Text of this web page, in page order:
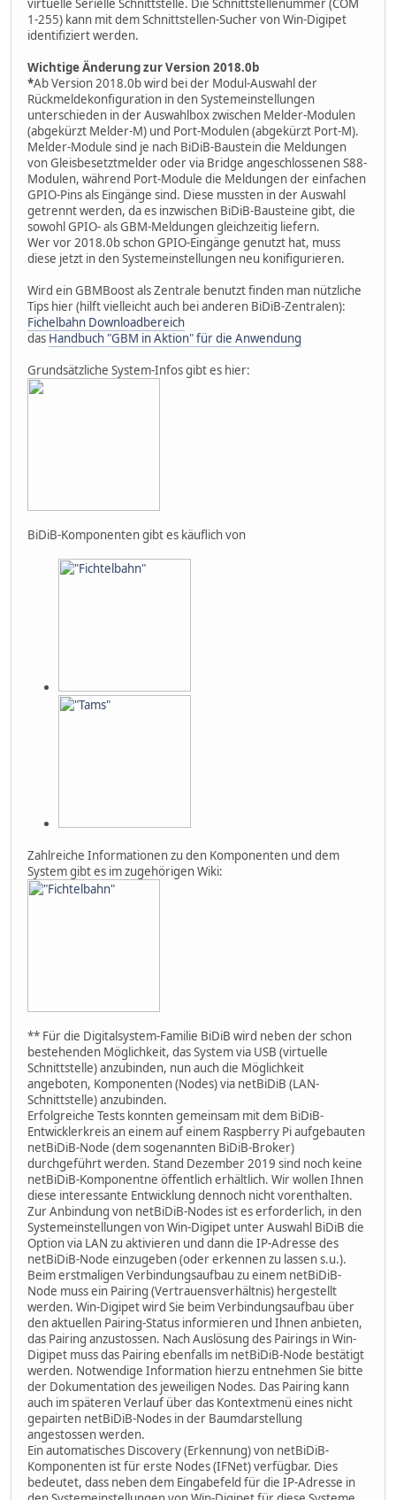
virtuelle Serielle Schnittstelle. Die Schnittstellenummer (COM
1-255) kann mit dem Schnittstellen-Sucher von Win-Digipet
identifiziert werden.
Wichtige Änderung zur Version 2018.0b
*Ab Version 2018.0b wird bei der Modul-Auswahl der
Rückmeldekonfiguration in den Systemeinstellungen
unterschieden in der Auswahlbox zwischen Melder-Modulen
(abgekürzt Melder-M) und Port-Modulen (abgekürzt Port-M).
Melder-Module sind je nach BiDiB-Baustein die Meldungen
von Gleisbesetztmelder oder via Bridge angeschlossenen S88-
Modulen, während Port-Module die Meldungen der einfachen
GPIO-Pins als Eingänge sind. Diese mussten in der Auswahl
getrennt werden, da es inzwischen BiDiB-Bausteine gibt, die
sowohl GPIO- als GBM-Meldungen gleichzeitig liefern.
Wer vor 2018.0b schon GPIO-Eingänge genutzt hat, muss
diese jetzt in den Systemeinstellungen neu konifigurieren.
Wird ein GBMBoost als Zentrale benutzt finden man nützliche
Tips hier (hilft vielleicht auch bei anderen BiDiB-Zentralen):
Fichelbahn Downloadbereich
das Handbuch "GBM in Aktion" für die Anwendung
Grundsätzliche System-Infos gibt es hier:
BiDiB-Komponenten gibt es käuflich von
Zahlreiche Informationen zu den Komponenten und dem
System gibt es im zugehörigen Wiki:
** Für die Digitalsystem-Familie BiDiB wird neben der schon
bestehenden Möglichkeit, das System via USB (virtuelle
Schnittstelle) anzubinden, nun auch die Möglichkeit
angeboten, Komponenten (Nodes) via netBiDiB (LAN-
Schnittstelle) anzubinden.
Erfolgreiche Tests konnten gemeinsam mit dem BiDiB-
Entwicklerkreis an einem auf einem Raspberry Pi aufgebauten
netBiDiB-Node (dem sogenannten BiDiB-Broker)
durchgeführt werden. Stand Dezember 2019 sind noch keine
netBiDiB-Komponentne öffentlich erhältlich. Wir wollen Ihnen
diese interessante Entwicklung dennoch nicht vorenthalten.
Zur Anbindung von netBiDiB-Nodes ist es erforderlich, in den
Systemeinstellungen von Win-Digipet unter Auswahl BiDiB die
Option via LAN zu aktivieren und dann die IP-Adresse des
netBiDiB-Node einzugeben (oder erkennen zu lassen s.u.).
Beim erstmaligen Verbindungsaufbau zu einem netBiDiB-
Node muss ein Pairing (Vertrauensverhältnis) hergestellt
werden. Win-Digipet wird Sie beim Verbindungsaufbau über
den aktuellen Pairing-Status informieren und Ihnen anbieten,
das Pairing anzustossen. Nach Auslösung des Pairings in Win-
Digipet muss das Pairing ebenfalls im netBiDiB-Node bestätigt
werden. Notwendige Information hierzu entnehmen Sie bitte
der Dokumentation des jeweiligen Nodes. Das Pairing kann
auch im späteren Verlauf über das Kontextmenü eines nicht
gepairten netBiDiB-Nodes in der Baumdarstellung
angestossen werden.
Ein automatisches Discovery (Erkennung) von netBiDiB-
Komponenten ist für erste Nodes (IFNet) verfügbar. Dies
bedeutet, dass neben dem Eingabefeld für die IP-Adresse in